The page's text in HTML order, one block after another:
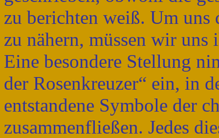
zu berichten weiß. Um uns
zu nähern, müssen wir uns
Eine besondere Stellung
der Rosenkreuzer“ ein, in
entstandene Symbole der
zusammenfließen. Jedes